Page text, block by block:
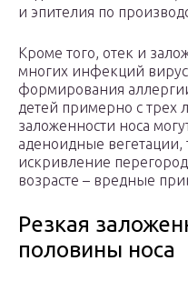
и эпителия по
Кроме того, отек и
многих инфекций
формирования
детей примерно с трех
заложенности носа
аденоидные вегетации,
искривление
возрасте – вредные
Резкая
половины носа